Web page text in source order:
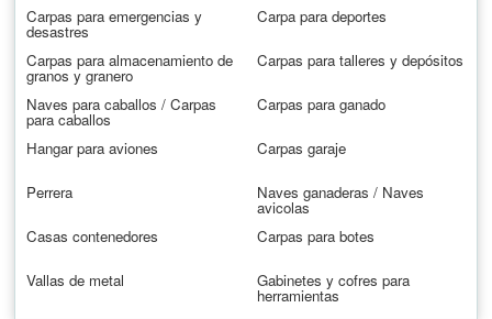
Carpas para emergencias y
desastres
Carpa para deportes
Carpas para almacenamiento de
granos y granero
Carpas para talleres y depósitos
Naves para caballos / Carpas
para caballos
Carpas para ganado
Hangar para aviones Carpas garaje
Perrera Naves ganaderas / Naves
avicolas
Casas contenedores
Carpas para botes
Vallas de metal Gabinetes y cofres para
herramientas